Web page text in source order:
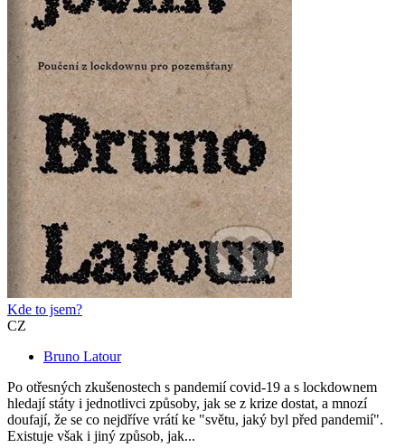
Kde to jsem?
CZ
Bruno Latour
Po otřesných zkušenostech s pandemií covid-19 a s lockdownem
hledají státy i jednotlivci způsoby, jak se z krize dostat, a mnozí
doufají, že se co nejdříve vrátí ke "světu, jaký byl před pandemií".
Existuje však i jiný způsob, jak...